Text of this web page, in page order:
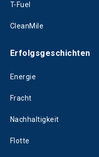
T-Fuel
CleanMile
Erfolgsgeschichten
Energie
Fracht
Nachhaltigkeit
Flotte